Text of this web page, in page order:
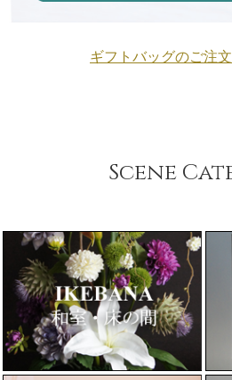
ギフトバッグのご注
Scene